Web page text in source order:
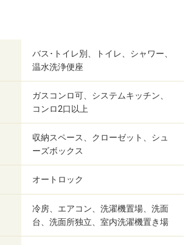
バス･トイレ別、トイレ、シャワー、
温水洗浄便座
ガスコンロ可、システムキッチン、
コンロ2口以上
収納スペース、クローゼット、シュ
ーズボックス
オートロック
冷房、エアコン、洗濯機置場、洗面
台、洗面所独立、室内洗濯機置き場